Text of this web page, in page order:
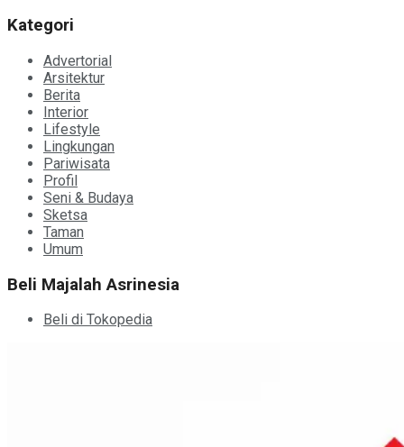
Kategori
Advertorial
Arsitektur
Berita
Interior
Lifestyle
Lingkungan
Pariwisata
Profil
Seni & Budaya
Sketsa
Taman
Umum
Beli Majalah Asrinesia
Beli di Tokopedia